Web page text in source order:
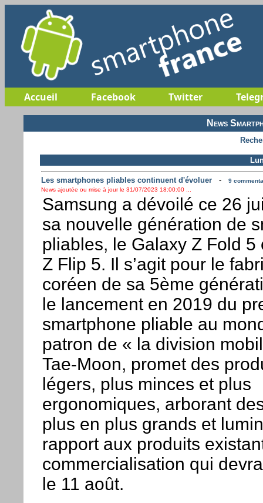
Accueil Facebook Twitter
News
Les smartphones pliables continuent d'évoluer-
9
News ajoutée ou mise à jour le 31/07/2023 18:00:00 ...
Samsung a dévoilé ce 26
sa nouvelle génération de
pliables, le Galaxy Z Fold 5
Z Flip 5. Il s’agit pour le
coréen de sa 5ème
le lancement en 2019 du
smartphone pliable au
patron de « la division
Tae-Moon, promet des
légers, plus minces et plus
ergonomiques, arborant
plus en plus grands et
rapport aux produits
commercialisation qui
le 11 août.